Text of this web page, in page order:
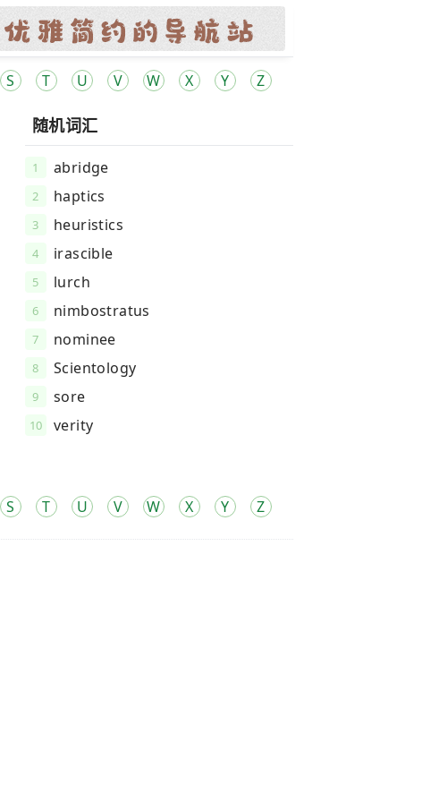
S T U V W X Y Z
随机词汇
1 abridge
2 haptics
3 heuristics
4 irascible
5 lurch
6 nimbostratus
7 nominee
8 Scientology
9 sore
10 verity
S T U V W X Y Z